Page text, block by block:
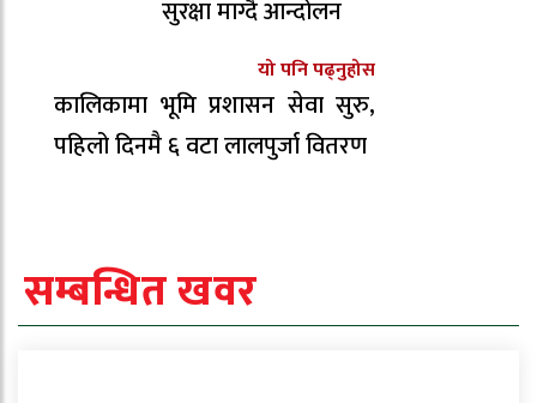
सुरक्षा माग्दै आन्दोलन
यो पनि पढ्नुहोस
कालिकामा भूमि प्रशासन सेवा सुरु,
पहिलो दिनमै ६ वटा लालपुर्जा वितरण
सम्बन्धित खवर